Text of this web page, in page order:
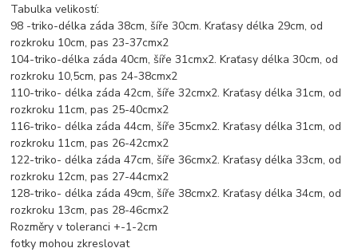
Tabulka velikostí:
98 -triko-délka záda 38cm, šíře 30cm. Kraťasy délka 29cm, od
rozkroku 10cm, pas 23-37cmx2
104-triko-délka záda 40cm, šíře 31cmx2. Kraťasy délka 30cm, od
rozkroku 10,5cm, pas 24-38cmx2
110-triko- délka záda 42cm, šíře 32cmx2. Kraťasy délka 31cm, od
rozkroku 11cm, pas 25-40cmx2
116-triko- délka záda 44cm, šíře 35cmx2. Kraťasy délka 31cm, od
rozkroku 11cm, pas 26-42cmx2
122-triko- délka záda 47cm, šíře 36cmx2. Kraťasy délka 33cm, od
rozkroku 12cm, pas 27-44cmx2
128-triko- délka záda 49cm, šíře 38cmx2. Kraťasy délka 34cm, od
rozkroku 13cm, pas 28-46cmx2
Rozměry v toleranci +-1-2cm
fotky mohou zkreslovat